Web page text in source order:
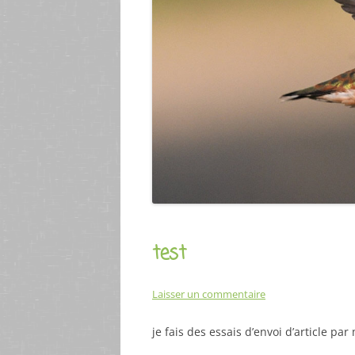
test
Laisser un commentaire
je fais des essais d’envoi d’article par